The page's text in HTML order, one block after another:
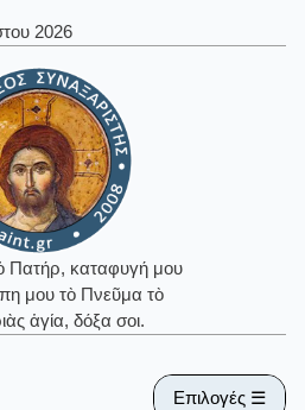
2026
Πατήρ, καταφυγή μου
μου τὸ Πνεῦμα τὸ
ἁγία, δόξα σοι.
Επιλογές ☰